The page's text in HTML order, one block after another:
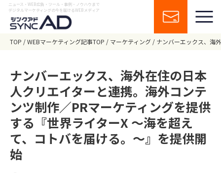
ニュース・WEB広告・ツール・事例・ノウハウまで
デジタルマーケティングの今を届けるWEBメディア
TOP WEBマーケティング記事TOP マーケティング ナンバーエックス、海
ナンバーエックス、海外在住の日本
人クリエイターと連携。海外コンテ
ンツ制作／PRマーケティングを提供
する『世界ライターX 〜海を超え
て、コトバを届ける。〜』を提供開
始